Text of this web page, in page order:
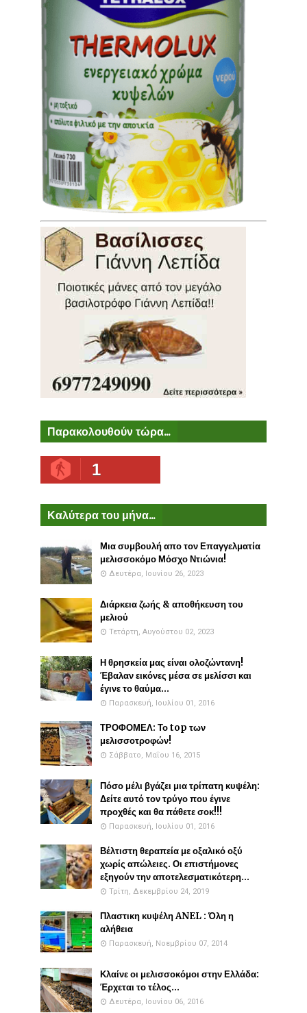
Παρακολουθούν τώρα...
1
Καλύτερα του μήνα...
Μια συμβουλή απο τον Επαγγελματία
μελισσοκόμο Μόσχο Ντιώνια!
Δευτέρα, Ιουνίου 26, 2023
Διάρκεια ζωής & αποθήκευση του
μελιού
Τετάρτη, Αυγούστου 02, 2023
Η θρησκεία μας είναι ολοζώντανη!
Έβαλαν εικόνες μέσα σε μελίσσι και
έγινε το θαύμα...
Παρασκευή, Ιουλίου 01, 2016
ΤΡΟΦΟΜΕΛ: Το top των
μελισσοτροφών!
Σάββατο, Μαΐου 16, 2015
Πόσο μέλι βγάζει μια τρίπατη κυψέλη:
Δείτε αυτό τον τρύγο που έγινε
προχθές και θα πάθετε σοκ!!!
Παρασκευή, Ιουλίου 01, 2016
Βέλτιστη θεραπεία με οξαλικό οξύ
χωρίς απώλειες. Οι επιστήμονες
εξηγούν την αποτελεσματικότερη...
Τρίτη, Δεκεμβρίου 24, 2019
Πλαστικη κυψέλη ANEL : Όλη η
αλήθεια
Παρασκευή, Νοεμβρίου 07, 2014
Κλαίνε οι μελισσοκόμοι στην Ελλάδα:
Έρχεται το τέλος...
Δευτέρα, Ιουνίου 06, 2016